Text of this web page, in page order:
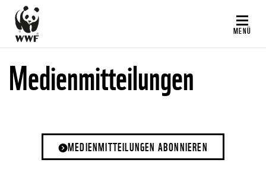
Direkt
zum
Inhalt
MENÜ
Medienmitteilungen
MEDIENMITTEILUNGEN ABONNIEREN